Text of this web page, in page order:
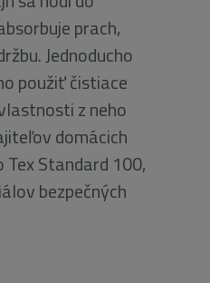
prach,
Jednoducho
použiť čistiace
z neho
domácich
Standard 100,
bezpečných